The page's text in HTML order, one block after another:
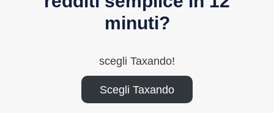
minuti?
scegli Taxando!
Scegli Taxando